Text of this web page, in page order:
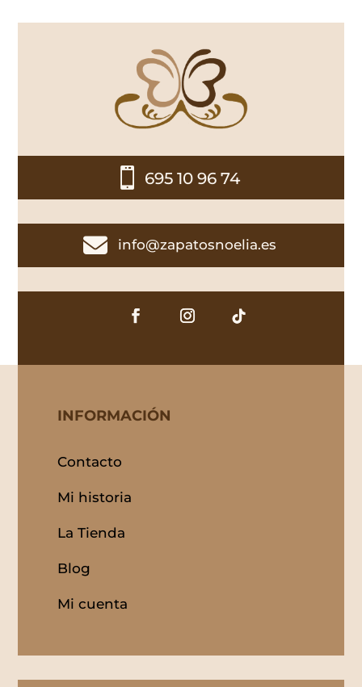
 695 10 96 74
 info@zapatosnoelia.es
INFORMACIÓN
Contacto
Mi historia
La Tienda
Blog
Mi cuenta